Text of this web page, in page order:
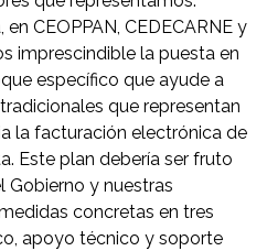
CEOPPAN, CEDECARNE y
imprescindible la puesta en
específico que ayude a
que representan
la facturación electrónica de
Este plan debería ser fruto
Gobierno y nuestras
concretas en tres
apoyo técnico y soporte